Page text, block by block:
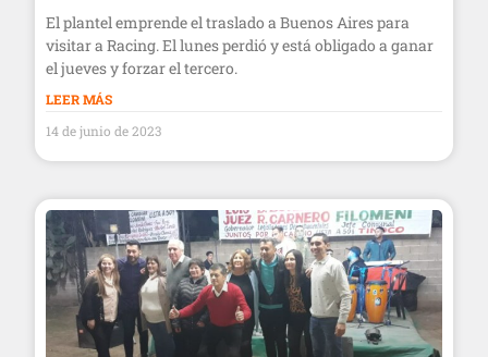
El plantel emprende el traslado a Buenos Aires para
visitar a Racing. El lunes perdió y está obligado a ganar
el jueves y forzar el tercero.
LEER MÁS
14 de junio de 2023